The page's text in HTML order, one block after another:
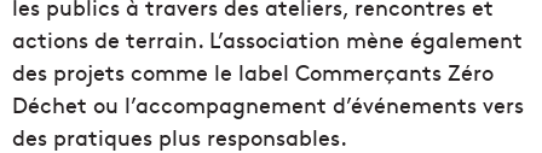
les publics à travers des ateliers, rencontres et
actions de terrain. L’association mène également
des projets comme le label Commerçants Zéro
Déchet ou l’accompagnement d’événements vers
des pratiques plus responsables.